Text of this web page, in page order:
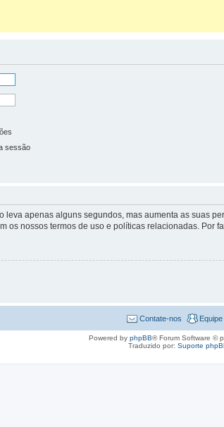
sessão
leva apenas alguns segundos, mas aumenta as suas
os nossos termos de uso e políticas relacionadas. Por
Contate-nos
Powered by phpBB® Forum Software ©
Traduzido por: Suporte